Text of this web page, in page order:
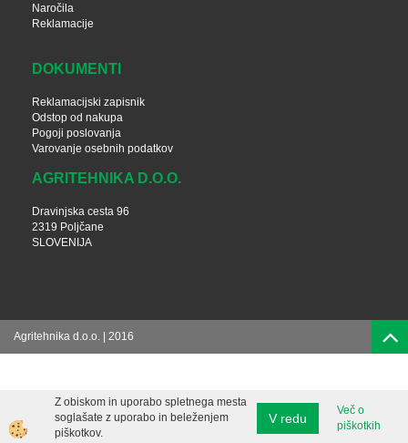
Naročila
Reklamacije
DOKUMENTI
Reklamacijski zapisnik
Odstop od nakupa
Pogoji poslovanja
Varovanje osebnih podatkov
AGRITEHNIKA D.O.O.
Dravinjska cesta 96
2319 Poljčane
SLOVENIJA
Agritehnika d.o.o. | 2016
Z obiskom in uporabo spletnega mesta
soglašate z uporabo in beleženjem
piškotkov.
V redu
Več o
piškotkih